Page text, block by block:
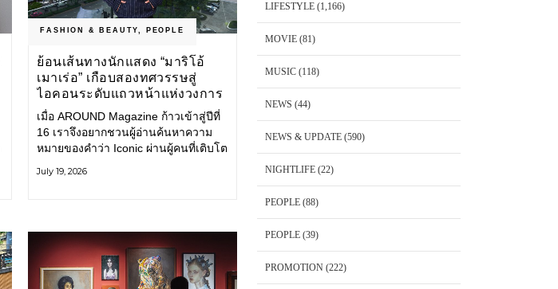
FASHION & BEAUTY PEOPLE
ย้อนเส้นทางนักแสดง “มาริโอ้
เมาเร่อ” เกือบสองทศวรรษสู่
ไอคอนระดับแถวหน้าแห่งวงการ
บันเทิงไทย
เมื่อ AROUND Magazine ก้าวเข้าสู่ปีที่
16 เราจึงอยากชวนผู้อ่านค้นหาความ
หมายของคำว่า Iconic ผ่านผู้คนที่เติบโต
ตนไว้อย่างมั่นคง หนึ่งในนั้นคือ มาริโอ้
July 19, 2026
LIFESTYLE (1,166)
MOVIE (81)
MUSIC (118)
NEWS (44)
NEWS & UPDATE (590)
NIGHTLIFE (22)
PEOPLE (88)
PEOPLE (39)
PROMOTION (222)